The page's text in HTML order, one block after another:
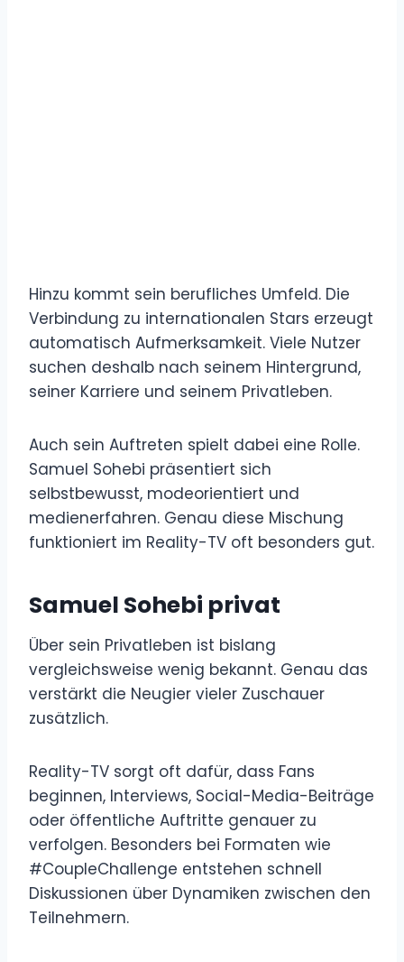
Hinzu kommt sein berufliches Umfeld. Die
Verbindung zu internationalen Stars erzeugt
automatisch Aufmerksamkeit. Viele Nutzer
suchen deshalb nach seinem Hintergrund,
seiner Karriere und seinem Privatleben.
Auch sein Auftreten spielt dabei eine Rolle.
Samuel Sohebi präsentiert sich
selbstbewusst, modeorientiert und
medienerfahren. Genau diese Mischung
funktioniert im Reality-TV oft besonders gut.
Samuel Sohebi privat
Über sein Privatleben ist bislang
vergleichsweise wenig bekannt. Genau das
verstärkt die Neugier vieler Zuschauer
zusätzlich.
Reality-TV sorgt oft dafür, dass Fans
beginnen, Interviews, Social-Media-Beiträge
oder öffentliche Auftritte genauer zu
verfolgen. Besonders bei Formaten wie
#CoupleChallenge entstehen schnell
Diskussionen über Dynamiken zwischen den
Teilnehmern.